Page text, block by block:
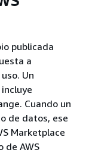
publicada
a
Un
Cuando un
de datos, ese
Marketplace
de AWS